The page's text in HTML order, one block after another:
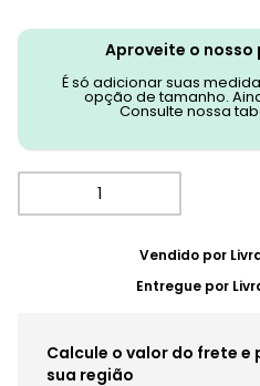
Aproveite o
É só adicionar suas
opção de tamanho.
Consulte nossa
Vendido por
Entregue por